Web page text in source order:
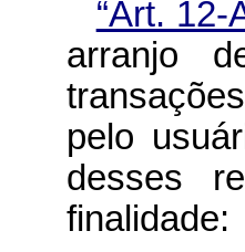
“Art. 12-
arranjo
pelo
desses
finalidade: